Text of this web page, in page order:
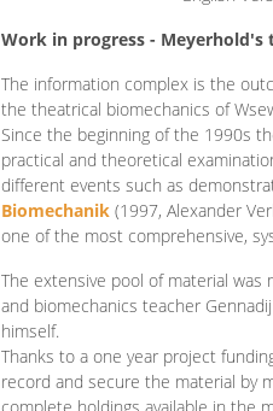
Work in progress - Meyerhold's
The information complex is the
the theatrical biomechanics of
Since the beginning of the 1990s
practical and theoretical
different events such as
Biomechanik (1997, Alexander
one of the most comprehensive,
The extensive pool of material
and biomechanics teacher
himself.
Thanks to a one year project
record and secure the material by